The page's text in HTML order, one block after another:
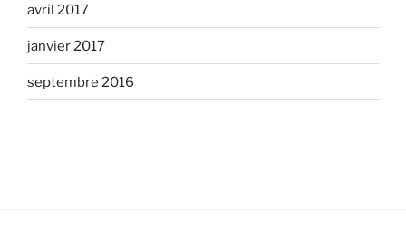
avril 2017
janvier 2017
septembre 2016